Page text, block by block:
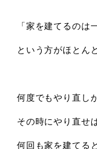
「家を建てるのは
という方がほとん
何度でもやり直し
その時にやり直せ
何回も家を建てる